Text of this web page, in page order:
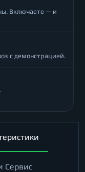
Включаете — и
с демонстрацией.
Сервис